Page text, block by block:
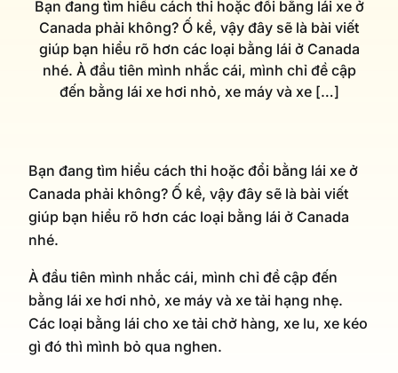
Bạn đang tìm hiểu cách thi hoặc đổi bằng lái xe ở
Canada phải không? Ố kề, vậy đây sẽ là bài viết
giúp bạn hiểu rõ hơn các loại bằng lái ở Canada
nhé. À đầu tiên mình nhắc cái, mình chỉ đề cập
đến bằng lái xe hơi nhỏ, xe máy và xe […]
Bạn đang tìm hiểu cách thi hoặc đổi bằng lái xe ở
Canada phải không? Ố kề, vậy đây sẽ là bài viết
giúp bạn hiểu rõ hơn các loại bằng lái ở Canada
nhé.
À đầu tiên mình nhắc cái, mình chỉ đề cập đến
bằng lái xe hơi nhỏ, xe máy và xe tải hạng nhẹ.
Các loại bằng lái cho xe tải chở hàng, xe lu, xe kéo
gì đó thì mình bỏ qua nghen.